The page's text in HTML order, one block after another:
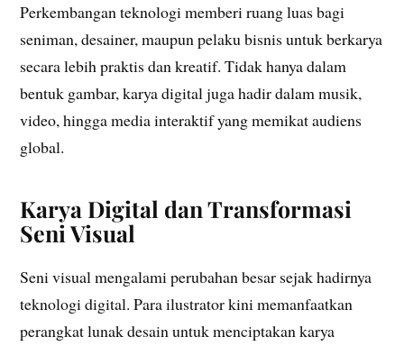
Perkembangan teknologi memberi ruang luas bagi
seniman, desainer, maupun pelaku bisnis untuk berkarya
secara lebih praktis dan kreatif. Tidak hanya dalam
bentuk gambar, karya digital juga hadir dalam musik,
video, hingga media interaktif yang memikat audiens
global.
Karya Digital dan Transformasi
Seni Visual
Seni visual mengalami perubahan besar sejak hadirnya
teknologi digital. Para ilustrator kini memanfaatkan
perangkat lunak desain untuk menciptakan karya